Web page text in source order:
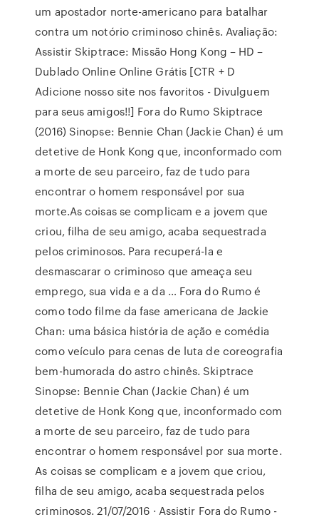
um apostador norte-americano para batalhar
contra um notório criminoso chinês. Avaliação:
Assistir Skiptrace: Missão Hong Kong – HD –
Dublado Online Online Grátis [CTR + D
Adicione nosso site nos favoritos - Divulguem
para seus amigos!!] Fora do Rumo Skiptrace
(2016) Sinopse: Bennie Chan (Jackie Chan) é um
detetive de Honk Kong que, inconformado com
a morte de seu parceiro, faz de tudo para
encontrar o homem responsável por sua
morte.As coisas se complicam e a jovem que
criou, filha de seu amigo, acaba sequestrada
pelos criminosos. Para recuperá-la e
desmascarar o criminoso que ameaça seu
emprego, sua vida e a da … Fora do Rumo é
como todo filme da fase americana de Jackie
Chan: uma básica história de ação e comédia
como veículo para cenas de luta de coreografia
bem-humorada do astro chinês. Skiptrace
Sinopse: Bennie Chan (Jackie Chan) é um
detetive de Honk Kong que, inconformado com
a morte de seu parceiro, faz de tudo para
encontrar o homem responsável por sua morte.
As coisas se complicam e a jovem que criou,
filha de seu amigo, acaba sequestrada pelos
criminosos. 21/07/2016 · Assistir Fora do Rumo -